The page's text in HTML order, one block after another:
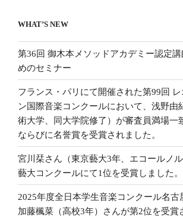
WHAT’S NEW
第36回 御木本メソッドアカデミー認定
めのセミナー
フランス・パリにて開催された第99回
ン国際音楽コンクールにおいて、浅野由
術大学、同大学院修了）が審査員満場一
ならびに名誉賞を受賞されました。
宮川栞さん（東京藝大3年、エコールノ
藝大コンクールにて1位を受賞しました。
2025年度全日本学生音楽コンクール名古
加藤楓菜（高校3年）さんが第2位を受賞